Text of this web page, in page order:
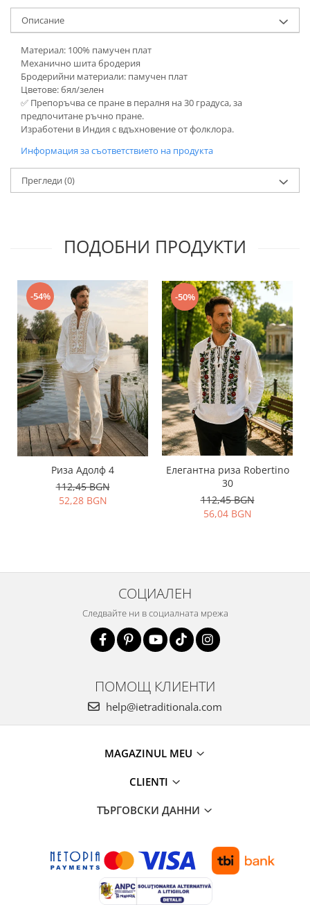
Описание
Материал: 100% памучен плат
Механично шита бродерия
Бродерийни материали: памучен плат
Цветове: бял/зелен
✅ Препоръчва се пране в пералня на 30 градуса, за
предпочитане ръчно пране.
Изработени в Индия с вдъхновение от фолклора.
Информация за съответствието на продукта
Прегледи (0)
ПОДОБНИ ПРОДУКТИ
-54%
Риза Адолф 4
112,45 BGN
52,28 BGN
-50%
Елегантна риза Robertino
30
112,45 BGN
56,04 BGN
СОЦИАЛЕН
Следвайте ни в социалната мрежа
ПОМОЩ КЛИЕНТИ
help@ietraditionala.com
MAGAZINUL MEU
CLIENTI
ТЪРГОВСКИ ДАННИ